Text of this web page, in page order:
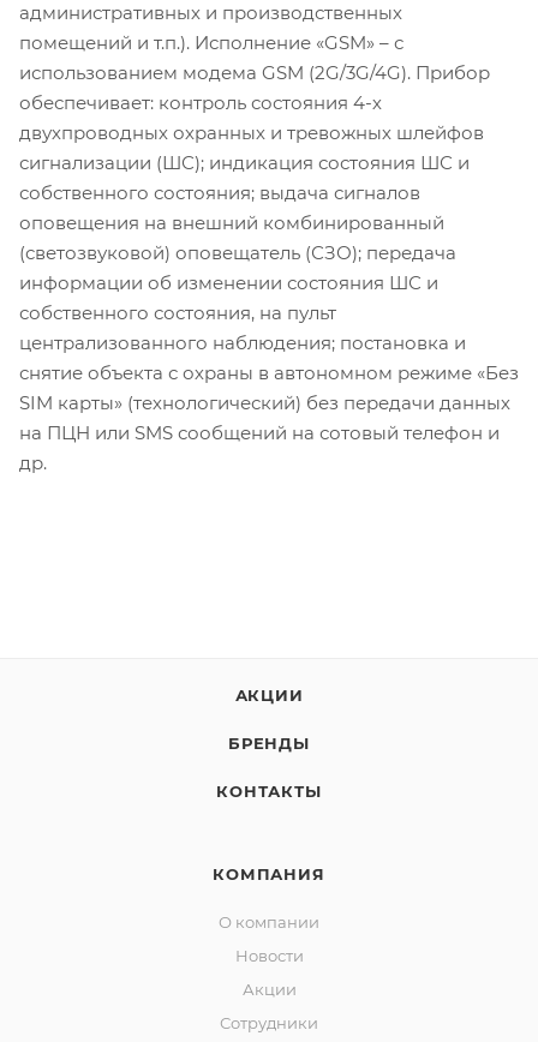
административных и производственных
помещений и т.п.). Исполнение «GSM» – с
использованием модема GSM (2G/3G/4G). Прибор
обеспечивает: контроль состояния 4-х
двухпроводных охранных и тревожных шлейфов
сигнализации (ШС); индикация состояния ШС и
собственного состояния; выдача сигналов
оповещения на внешний комбинированный
(светозвуковой) оповещатель (СЗО); передача
информации об изменении состояния ШС и
собственного состояния, на пульт
централизованного наблюдения; постановка и
снятие объекта с охраны в автономном режиме «Без
SIM карты» (технологический) без передачи данных
на ПЦН или SMS сообщений на сотовый телефон и
др.
АКЦИИ
БРЕНДЫ
КОНТАКТЫ
КОМПАНИЯ
О компании
Новости
Акции
Сотрудники